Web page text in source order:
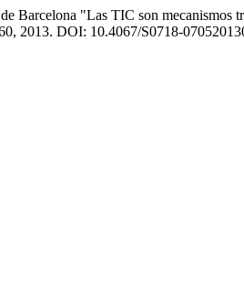
"Las TIC son mecanismos
2013. DOI: 10.4067/S0718-